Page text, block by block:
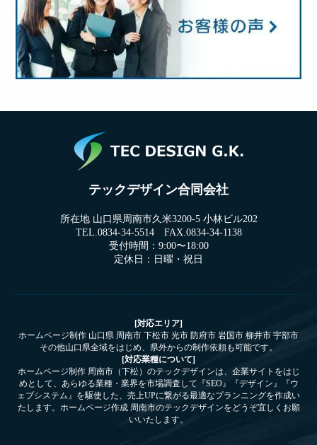
テックデザイン合同会社
所在地 山口県周南市久米3200-5 小林ビル202
TEL.0834-34-5514 FAX.0834-34-1138
受付時間：9:00〜18:00
定休日：日曜・祝日
[対応エリア]
ホームページ制作 山口県 周南市 下松市 光市 防府市 岩国市 柳井市 宇部市
その他山口県全域をはじめ、県外からの制作依頼も可能です。
[対応業種について]
ホームページ制作 周南市（下松）のテックデザインは、企業サイトをはじ
めとして、あらゆる業種・業界を市場調査して『SEO』『デザイン』『ウ
ェブシステム』を駆使した、売上UPに繋がる最適なプランニングを作成い
たします。ホームページ作成 周南市のテックデザインをどうぞ宜しくお願
いいたします。